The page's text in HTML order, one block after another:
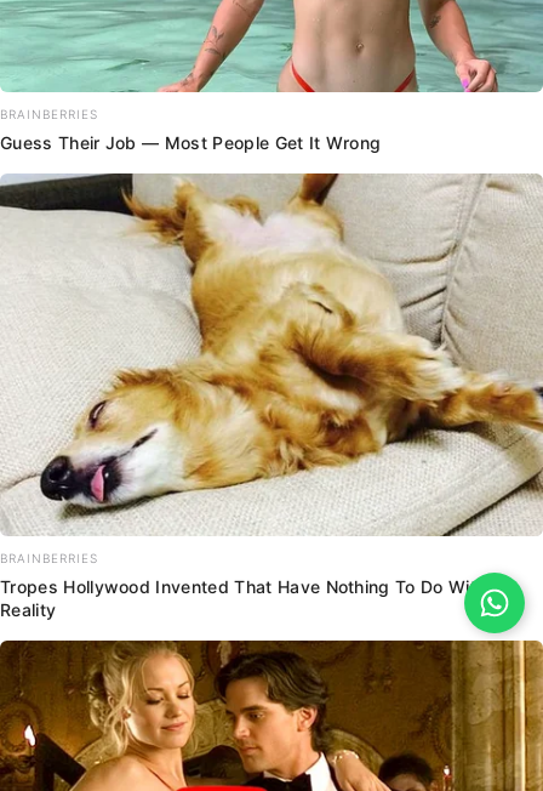
BRAINBERRIES
Guess Their Job — Most People Get It Wrong
BRAINBERRIES
Tropes Hollywood Invented That Have Nothing To Do With
Reality